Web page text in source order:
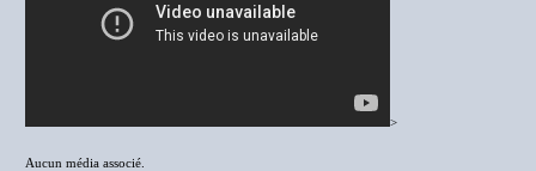
>
Aucun média associé.